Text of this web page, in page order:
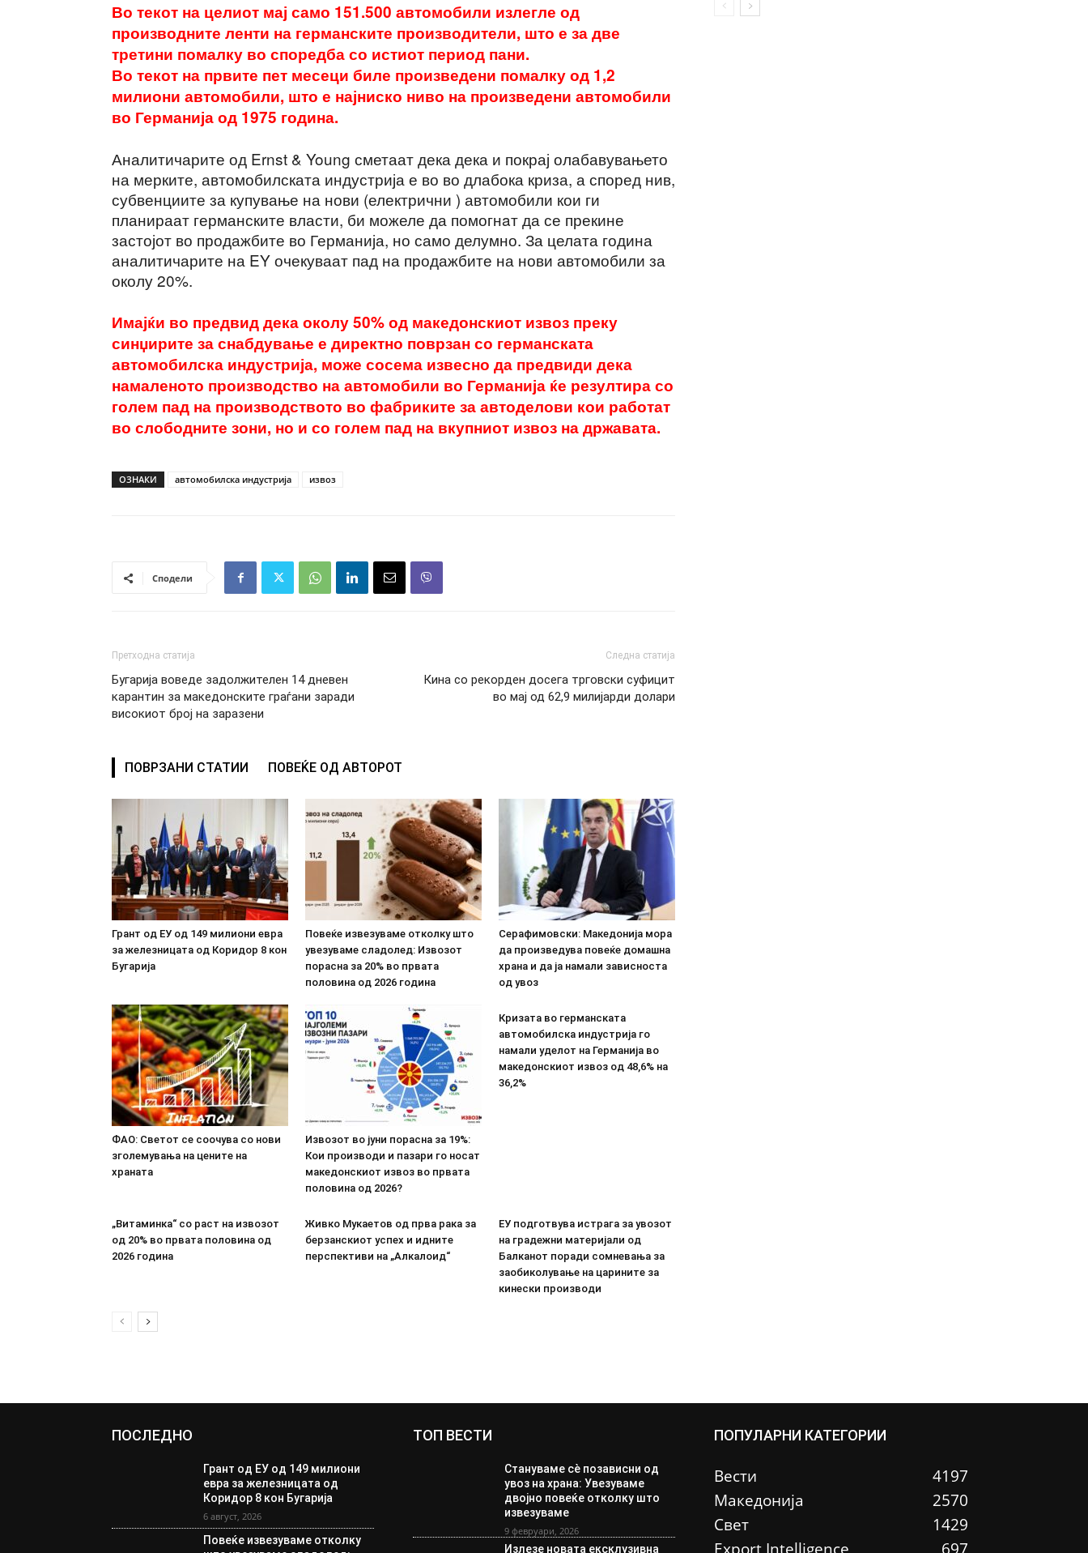
Во текот на целиот мај само 151.500 автомобили излегле од
производните ленти на германските производители, што е за две
третини помалку во споредба со истиот период пани.
Во текот на првите пет месеци биле произведени помалку од 1,2
милиони автомобили, што е најниско ниво на произведени автомобили
во Германија од 1975 година.
Аналитичарите од Ernst & Young сметаат дека дека и покрај олабавувањето
на мерките, автомобилската индустрија е во во длабока криза, а според нив,
субвенциите за купување на нови (електрични ) автомобили кои ги
планираат германските власти, би можеле да помогнaт да се прекине
застојот во продажбите во Германија, но само делумно. За целата година
аналитичарите на EY очекуваат пад на продажбите на нови автомобили за
околу 20%.
Имајќи во предвид дека околу 50% од македонскиот извоз преку
синџирите за снабдување е директно поврзан со германската
автомобилска индустрија, може сосема извесно да предвиди дека
намаленото производство на автомобили во Германија ќе резултира со
голем пад на производството во фабриките за автоделови кои работат
во слободните зони, но и со голем пад на вкупниот извоз на државата.
ОЗНАКИ автомобилска индустрија извоз
Сподели
Претходна статија
Бугарија воведe задолжителен 14 дневен
карантин за македонските граѓани заради
високиот број на заразени
Следна статија
Кина со рекорден досега трговски суфицит
во мај од 62,9 милијарди долари
ПОВРЗАНИ СТАТИИ ПОВЕЌЕ ОД АВТОРОТ
Грант од ЕУ од 149 милиони евра
за железницата од Коридор 8 кон
Бугарија
Повеќе извезуваме отколку што
увезуваме сладолед: Извозот
порасна за 20% во првата
половина од 2026 година
Серафимовски: Македонија мора
да произведува повеќе домашна
храна и да ја намали зависноста
од увоз
ФАО: Светот се соочува со нови
зголемувања на цените на
храната
Извозот во јуни порасна за 19%:
Кои производи и пазари го носат
македонскиот извоз во првата
половина од 2026?
Кризата во германската
автомобилска индустрија го
намали уделот на Германија во
македонскиот извоз од 48,6% на
36,2%
„Витаминка“ со раст на извозот
од 20% во првата половина од
2026 година
Живко Мукаетов од прва рака за
берзанскиот успех и идните
перспективи на „Алкалоид“
ЕУ подготвува истрага за увозот
на градежни материјали од
Балканот поради сомневања за
заобиколување на царините за
кинески производи
ПОСЛЕДНО
Грант од ЕУ од 149 милиони
евра за железницата од
Коридор 8 кон Бугарија
6 август, 2026
Повеќе извезуваме отколку
ТОП ВЕСТИ
Стануваме сè позависни од
увоз на храна: Увезуваме
двојно повеќе отколку што
извезуваме
9 февруари, 2026
Излезе новата ексклузивна
ПОПУЛАРНИ КАТЕГОРИИ
Вести
4197
Македонија
2570
Свет
1429